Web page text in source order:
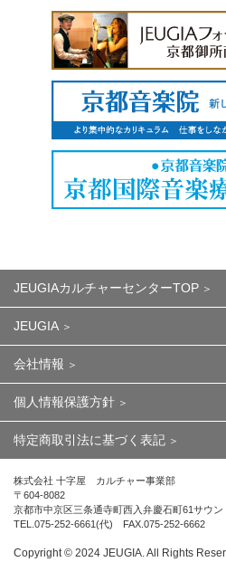
JEUGIAカルチャーセンターTOP
JEUGIA
会社情報
個人情報保護方針
特定商取引法に基づく表記
株式会社 十字屋 カルチャー事業部
〒604-8082
京都市中京区三条通寺町西入弁慶石町61サウ
TEL.075-252-6661(代) FAX.075-252-6662
Copyright ©︎ 2024 JEUGIA. All Rights